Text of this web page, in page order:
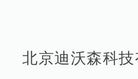
北京迪沃森科技